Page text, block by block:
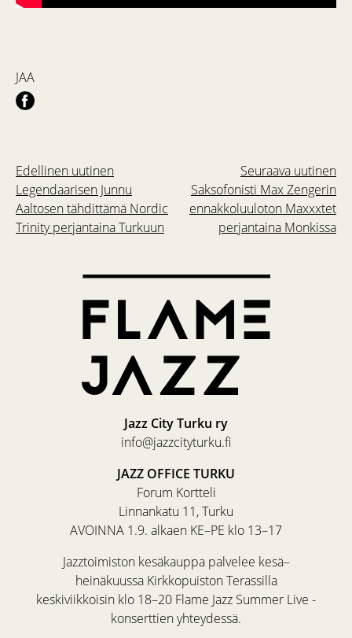
JAA
Seuraava uutinen
Saksofonisti Max Zengerin
ennakkoluuloton Maxxxtet
perjantaina Monkissa
Edellinen uutinen
Legendaarisen Junnu
Aaltosen tähdittämä Nordic
Trinity perjantaina Turkuun
Jazz City Turku ry
info@jazzcityturku.fi
JAZZ OFFICE TURKU
Forum Kortteli
Linnankatu 11, Turku
AVOINNA 1.9. alkaen KE–PE klo 13–17
Jazztoimiston kesäkauppa palvelee kesä–
heinäkuussa Kirkkopuiston Terassilla
keskiviikkoisin klo 18–20 Flame Jazz Summer Live -
konserttien yhteydessä.